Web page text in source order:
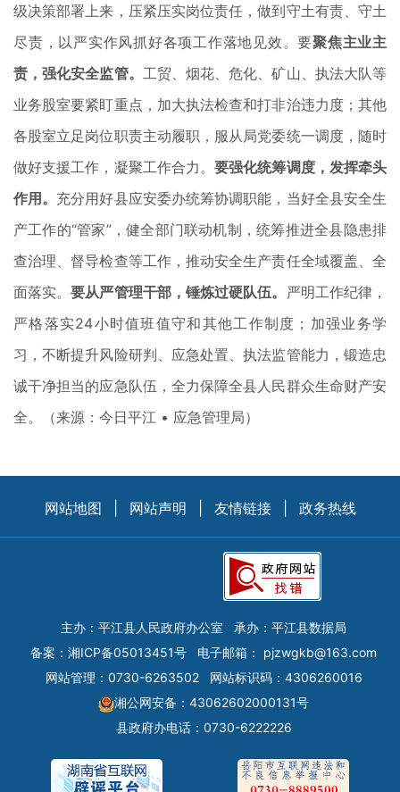
级决策部署上来，压紧压实岗位责任，做到守土有责、守土
尽责，以严实作风抓好各项工作落地见效。要聚焦主业主
责，强化安全监管。 工贸、烟花、危化、矿山、执法大队等
业务股室要紧盯重点，加大执法检查和打非治违力度；其他
各股室立足岗位职责主动履职，服从局党委统一调度，随时
做好支援工作，凝聚工作合力。要强化统筹调度，发挥牵头
作用。 充分用好县应安委办统筹协调职能，当好全县安全生
产工作的“管家”，健全部门联动机制，统筹推进全县隐患排
查治理、督导检查等工作，推动安全生产责任全域覆盖、全
面落实。要从严管理干部，锤炼过硬队伍。 严明工作纪律，
严格落实24小时值班值守和其他工作制度；加强业务学
习，不断提升风险研判、应急处置、执法监管能力，锻造忠
诚干净担当的应急队伍，全力保障全县人民群众生命财产安
全。（来源：今日平江 • 应急管理局）
网站地图 网站声明 友情链接 政务热线
主办：平江县人民政府办公室
承办：平江县数据局
备案： 湘ICP备05013451号 电子邮箱： pjzwgkb@163.com
网站管理：0730-6263502
网站标识码：4306260016
湘公网安备：43062602000131号
县政府办电话：0730-6222226